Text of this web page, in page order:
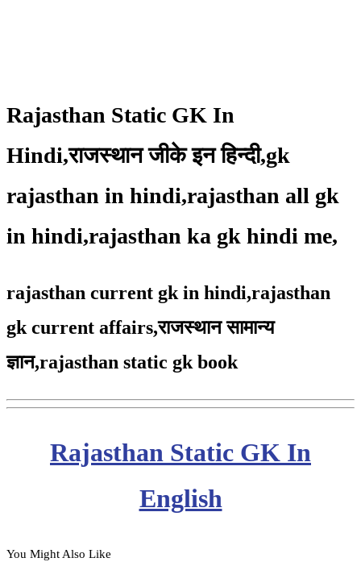
Rajasthan Static GK In
Hindi,राजस्थान जीके इन हिन्दी,gk
rajasthan in hindi,rajasthan all gk
in hindi,rajasthan ka gk hindi me,
rajasthan current gk in hindi,rajasthan
gk current affairs,राजस्थान सामान्य
ज्ञान,rajasthan static gk book
Rajasthan Static GK In
English
You Might Also Like